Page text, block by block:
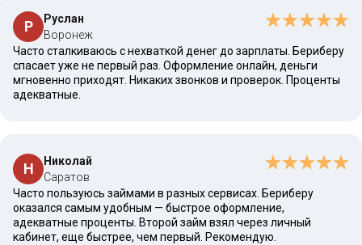
Р
Руслан
Воронеж
Часто сталкиваюсь с нехваткой денег до зарплаты. Бериберу
спасает уже не первый раз. Оформление онлайн, деньги
мгновенно приходят. Никаких звонков и проверок. Проценты
адекватные.
Н
Николай
Саратов
Часто пользуюсь займами в разных сервисах. Бериберу
оказался самым удобным — быстрое оформление,
адекватные проценты. Второй займ взял через личный
кабинет, еще быстрее, чем первый. Рекомендую.